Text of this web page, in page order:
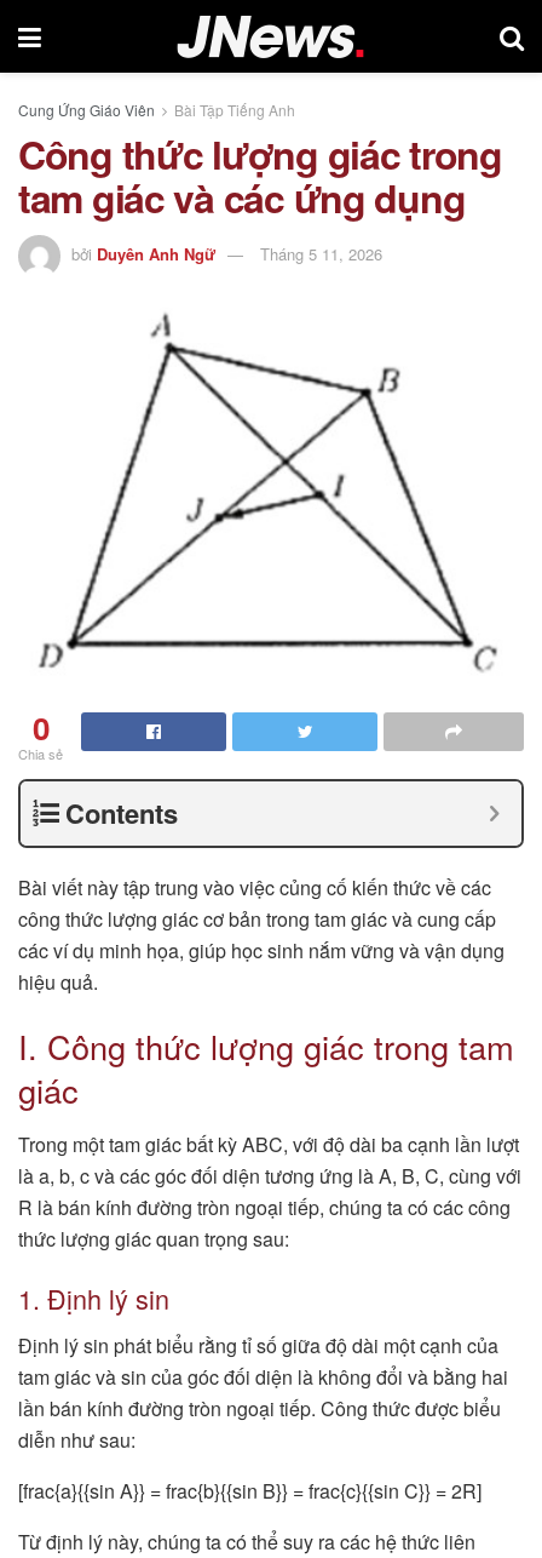
Cung Ứng Giáo Viên Bài Tập Tiếng Anh
Công thức lượng giác trong
tam giác và các ứng dụng
bởi Duyên Anh Ngữ Tháng 5 11, 2026
0
Chia sẻ
Contents
Bài viết này tập trung vào việc củng cố kiến thức về các
công thức lượng giác cơ bản trong tam giác và cung cấp
các ví dụ minh họa, giúp học sinh nắm vững và vận dụng
hiệu quả.
I. Công thức lượng giác trong tam
giác
Trong một tam giác bất kỳ ABC, với độ dài ba cạnh lần lượt
là a, b, c và các góc đối diện tương ứng là A, B, C, cùng với
R là bán kính đường tròn ngoại tiếp, chúng ta có các công
thức lượng giác quan trọng sau:
1. Định lý sin
Định lý sin phát biểu rằng tỉ số giữa độ dài một cạnh của
tam giác và sin của góc đối diện là không đổi và bằng hai
lần bán kính đường tròn ngoại tiếp. Công thức được biểu
diễn như sau:
[frac{a}{{sin A}} = frac{b}{{sin B}} = frac{c}{{sin C}} = 2R]
Từ định lý này, chúng ta có thể suy ra các hệ thức liên